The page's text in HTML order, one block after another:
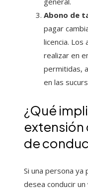
Abono de
pagar
licencia. Los
realizar en
permitidas,
en las
¿Qué
extensión
de
Si una persona ya
desea conducir